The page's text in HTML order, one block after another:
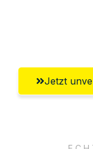
Jetzt